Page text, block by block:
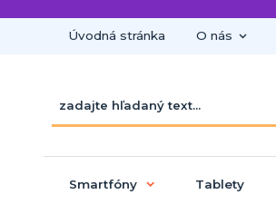
Úvodná stránka O nás
Smartfóny Tablety